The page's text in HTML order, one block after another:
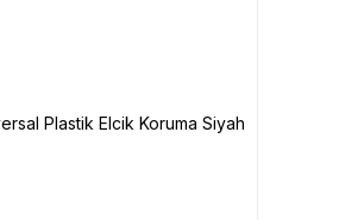
Plastik Elcik Koruma Siyah